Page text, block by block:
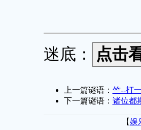
迷底：
上一篇谜语： 竺--打
下一篇谜语： 诸位都
【娱